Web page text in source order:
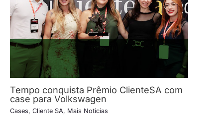
Tempo conquista Prêmio ClienteSA com
case para Volkswagen
Cases, Cliente SA, Mais Notícias